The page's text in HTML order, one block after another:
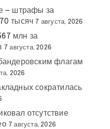
— штрафы за
тысяч 7 августа, 2026
млн за
7 августа, 2026
флагам
2026
сократилась
отсутствие
7 августа, 2026